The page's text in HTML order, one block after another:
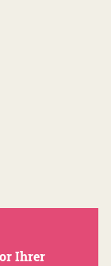
Ihrer